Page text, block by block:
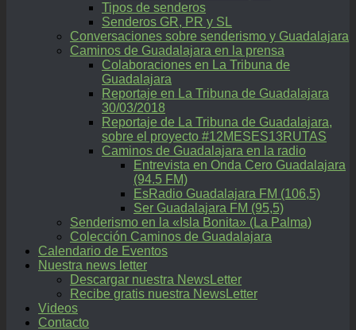
Tipos de senderos
Senderos GR, PR y SL
Conversaciones sobre senderismo y Guadalajara
Caminos de Guadalajara en la prensa
Colaboraciones en La Tribuna de
Guadalajara
Reportaje en La Tribuna de Guadalajara
30/03/2018
Reportaje de La Tribuna de Guadalajara,
sobre el proyecto #12MESES13RUTAS
Caminos de Guadalajara en la radio
Entrevista en Onda Cero Guadalajara
(94.5 FM)
EsRadio Guadalajara FM (106,5)
Ser Guadalajara FM (95,5)
Senderismo en la «Isla Bonita» (La Palma)
Colección Caminos de Guadalajara
Calendario de Eventos
Nuestra news letter
Descargar nuestra NewsLetter
Recibe gratis nuestra NewsLetter
Videos
Contacto